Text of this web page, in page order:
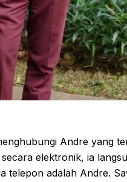
Andre yang
elektronik, ia
telepon adalah Andre.